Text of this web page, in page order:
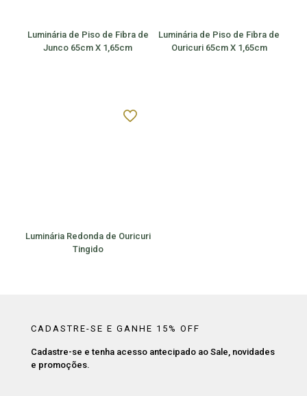
Luminária de Piso de Fibra de
Junco 65cm X 1,65cm
Luminária de Piso de Fibra de
Ouricuri 65cm X 1,65cm
Luminária Redonda de Ouricuri
Tingido
CADASTRE-SE E GANHE 15% OFF
Cadastre-se e tenha acesso antecipado ao Sale, novidades
e promoções.